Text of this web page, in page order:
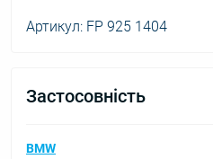
Артикул: FP 925 1404
Застосовність
BMW